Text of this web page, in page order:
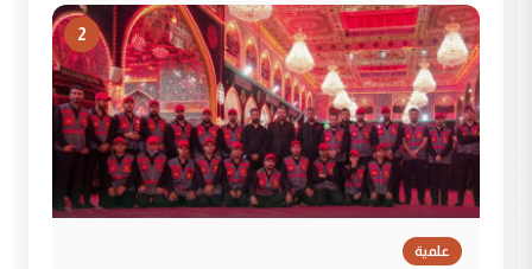
2
علمية